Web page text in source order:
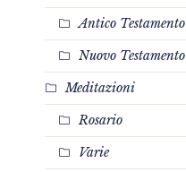
Antico Testamento
Nuovo Testamento
Meditazioni
Rosario
Varie